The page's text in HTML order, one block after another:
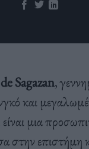
Sagazan,
και
μια
στην επιστήμη